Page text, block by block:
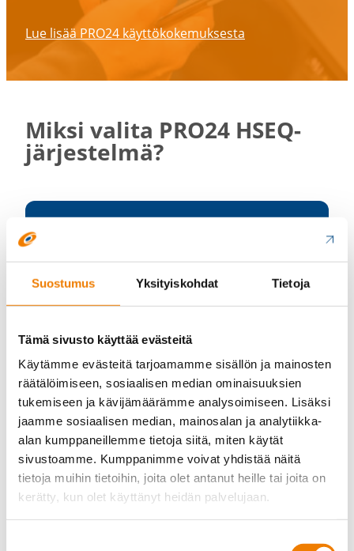
Suostumus Yksityiskohdat Tietoja
Tämä sivusto käyttää evästeitä
Käytämme evästeitä tarjoamamme sisällön ja mainosten
räätälöimiseen, sosiaalisen median ominaisuuksien
tukemiseen ja kävijämäärämme analysoimiseen. Lisäksi
jaamme sosiaalisen median, mainosalan ja analytiikka-
alan kumppaneillemme tietoja siitä, miten käytät
sivustoamme. Kumppanimme voivat yhdistää näitä
tietoja muihin tietoihin, joita olet antanut heille tai joita on
kerätty, kun olet käyttänyt heidän palvelujaan.
Lue lisää PRO24 käyttö­ko­ke­muk­sesta
Miksi valita PRO24 HSEQ-​
järjestelmä?
Help­po käyt­töön­ot­to ja mo­
Mu­kau­tuu yri­tyk­se­si tar­pei­
siin